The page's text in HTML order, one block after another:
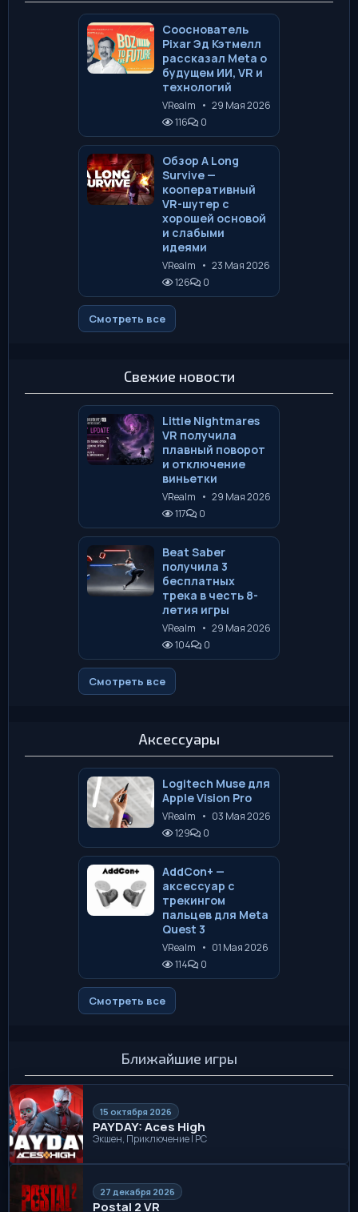
Сооснователь
Pixar Эд Кэтмелл
рассказал Meta о
будущем ИИ, VR и
технологий
VRealm • 29 Мая 2026
116
0
Обзор A Long
Survive —
кооперативный
VR-шутер с
хорошей основой
и слабыми
идеями
VRealm • 23 Мая 2026
126
0
Смотреть все
Свежие новости
Little Nightmares
VR получила
плавный поворот
и отключение
виньетки
VRealm • 29 Мая 2026
117
0
Beat Saber
получила 3
бесплатных
трека в честь 8-
летия игры
VRealm • 29 Мая 2026
104
0
Смотреть все
Аксессуары
Logitech Muse для
Apple Vision Pro
VRealm • 03 Мая 2026
129
0
AddCon+ —
аксессуар с
трекингом
пальцев для Meta
Quest 3
VRealm • 01 Мая 2026
114
0
Смотреть все
Ближайшие игры
15 октября 2026
PAYDAY: Aces High
Экшен, Приключение | PC
27 декабря 2026
Postal 2 VR